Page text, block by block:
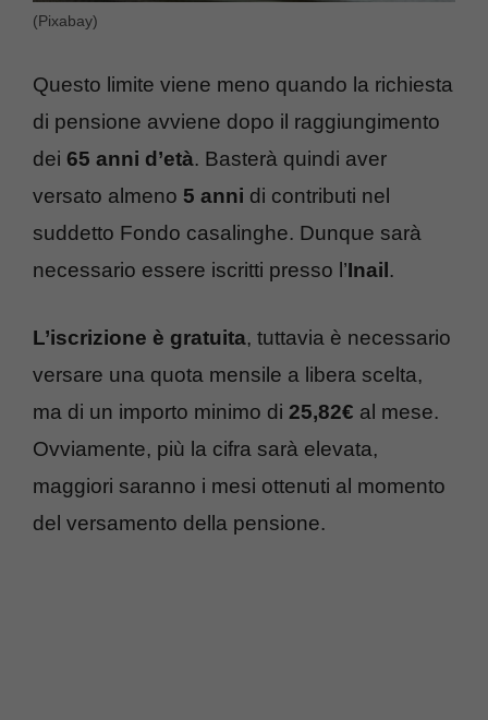
(Pixabay)
Questo limite viene meno quando la richiesta
di pensione avviene dopo il raggiungimento
dei 65 anni d’età. Basterà quindi aver
versato almeno 5 anni di contributi nel
suddetto Fondo casalinghe. Dunque sarà
necessario essere iscritti presso l’Inail.
L’iscrizione è gratuita, tuttavia è necessario
versare una quota mensile a libera scelta,
ma di un importo minimo di 25,82€ al mese.
Ovviamente, più la cifra sarà elevata,
maggiori saranno i mesi ottenuti al momento
del versamento della pensione.